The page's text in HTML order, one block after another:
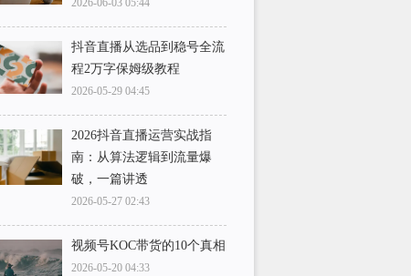
2026-06-03 05:44
抖音直播从选品到稳号全流
程2万字保姆级教程
2026-05-29 04:45
2026抖音直播运营实战指
南：从算法逻辑到流量爆
破，一篇讲透
2026-05-27 02:43
视频号KOC带货的10个真相
2026-05-20 04:33